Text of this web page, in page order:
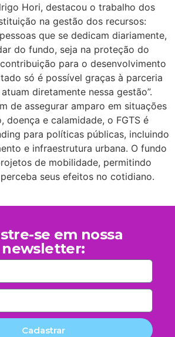
Hori, destacou o trabalho dos
na gestão dos recursos:
que se dedicam diariamente,
do fundo, seja na proteção do
para o desenvolvimento
só é possível graças à parceria
diretamente nessa gestão”.
de assegurar amparo em situações
doença e calamidade, o FGTS é
para políticas públicas, incluindo
e infraestrutura urbana. O fundo
de mobilidade, permitindo
seus efeitos no cotidiano.
se em nossa
newsletter:
Cadastrar